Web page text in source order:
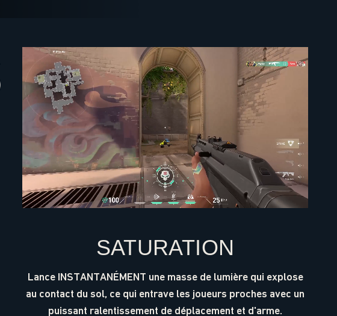
SATURATION
Lance INSTANTANÉMENT une masse de lumière qui explose
au contact du sol, ce qui entrave les joueurs proches avec un
puissant ralentissement de déplacement et d'arme.